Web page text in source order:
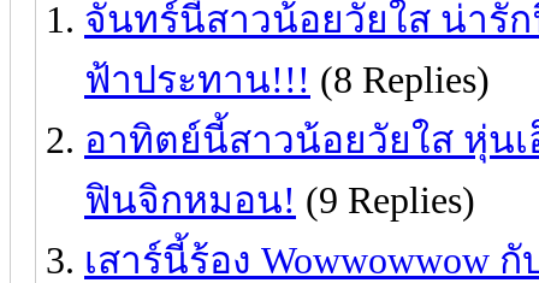
จันทร์นี้สาวน้อยวัยใส น่ารั
ฟ้าประทาน!!! (8 Replies)
อาทิตย์นี้สาวน้อยวัยใส หุ่น
ฟินจิกหมอน! (9 Replies)
เสาร์นี้ร้อง Wowwowwow